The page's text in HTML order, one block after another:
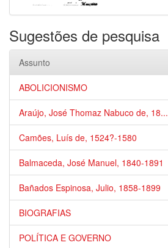
Sugestões de pesquisa
Assunto
ABOLICIONISMO
Araújo, José Thomaz Nabuco de, 18...
Camões, Luís de, 1524?-1580
Balmaceda, José Manuel, 1840-1891
Bañados Espinosa, Julio, 1858-1899
BIOGRAFIAS
POLÍTICA E GOVERNO